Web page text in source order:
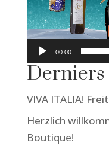
00:00
Derniers
VIVA ITALIA!
Herzlich
Boutique!